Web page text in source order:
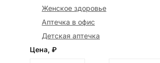
Женское здоровье
Аптечка в офис
Детская аптечка
Цена, ₽